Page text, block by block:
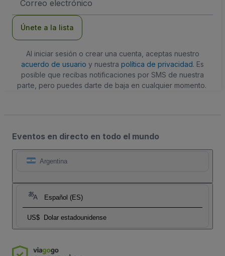
de
Únete a la lista
Al iniciar sesión o crear una cuenta, aceptas nuestro
acuerdo de usuario y nuestra política de privacidad. Es
posible que recibas notificaciones por SMS de nuestra
parte, pero puedes darte de baja en cualquier momento.
Eventos en directo en todo el mundo
Argentina
Español (ES)
US$ Dolar estadounidense